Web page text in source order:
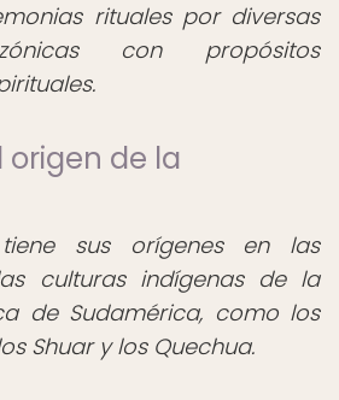
rituales por diversas
con propósitos
origen de la
sus orígenes en las
culturas indígenas de la
de Sudamérica, como los
Shuar y los Quechua.